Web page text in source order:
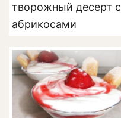
творожный десерт с
абрикосами